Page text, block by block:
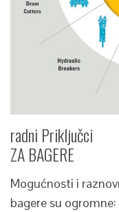
radni Priključci
ZA BAGERE
Mogućnosti i
bagere su ogromne: